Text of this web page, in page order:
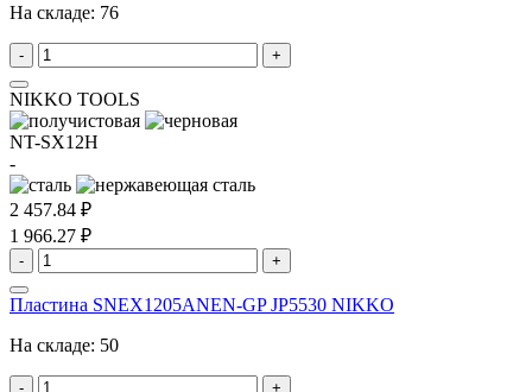
На складе: 76
- +
NIKKO TOOLS
NT-SX12H
-
2 457.84 ₽
1 966.27 ₽
- +
Пластина SNEX1205ANEN-GP JP5530 NIKKO
На складе: 50
- +